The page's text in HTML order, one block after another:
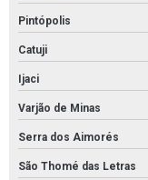
Pintópolis
Catuji
Ijaci
Varjão de Minas
Serra dos Aimorés
São Thomé das Letras